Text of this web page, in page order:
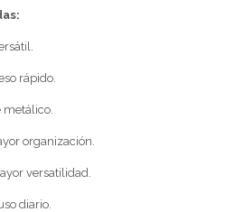
rápido.
metálico.
organización.
versatilidad.
diario.